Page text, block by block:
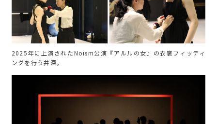
2025年に上演されたNoism公演『アルルの女』の衣裳フィッティ
ングを行う井深。